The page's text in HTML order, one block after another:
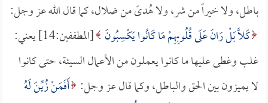
باطل، ولا خيراً من شر، ولا هُدىً من ضلال، كما قال الله عز وجل:
كَلَّا بَلْ رَانَ عَلَى قُلُوبِهِمْ مَا كَانُوا يَكْسِبُونَ
[المطففين:14] يعني:
غلب وغطى عليها ما كانوا يعملون من الأعمال السيئة، حتى كانوا
لا يميزون بين الحق والباطل، وكما قال عز وجل: أَفَمَنْ زُيِّنَ لَهُ